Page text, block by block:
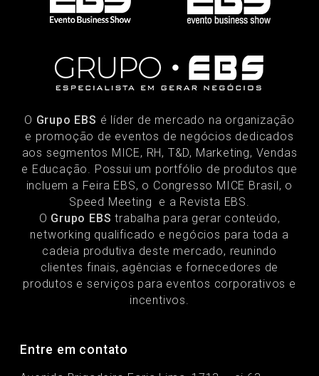
O Grupo EBS é líder de mercado na organização
e promoção de eventos de negócios dedicados
aos segmentos MICE, RH, T&D, Marketing, Vendas
e Educação. Possui um portfólio de produtos que
incluem a Feira EBS, o Congresso MICE Brasil, o
Speed Meeting e a Revista EBS.
O Grupo EBS trabalha para gerar conteúdo,
networking qualificado e negócios para toda a
cadeia produtiva deste mercado, reunindo
clientes finais, agências e fornecedores de
produtos e serviços para eventos corporativos e
incentivos.
Entre em contato